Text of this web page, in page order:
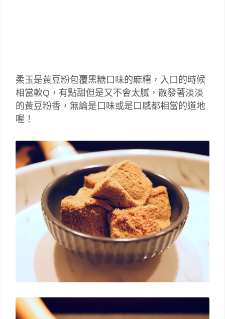
柔玉是黃豆粉包覆黑糖口味的麻糬，入口的時候
相當軟Q，有點甜但是又不會太膩，散發著淡淡
的黃豆粉香，無論是口味或是口感都相當的道地
喔！